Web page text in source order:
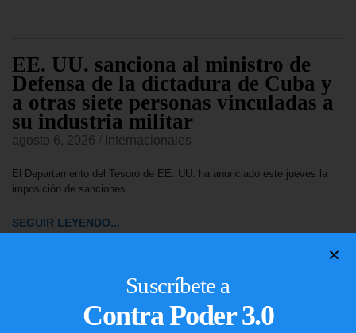
EE. UU. sanciona al ministro de
Defensa de la dictadura de Cuba y
a otras siete personas vinculadas a
su industria militar
agosto 6, 2026 Internacionales
El Departamento del Tesoro de EE. UU. ha anunciado este jueves la
imposición de sanciones
SEGUIR LEYENDO...
Suscríbete a
Contra Poder 3.0